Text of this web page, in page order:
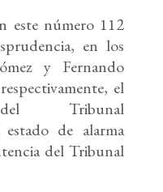
este número 112
en los
y Fernando
el
del Tribunal
de alarma
del Tribunal